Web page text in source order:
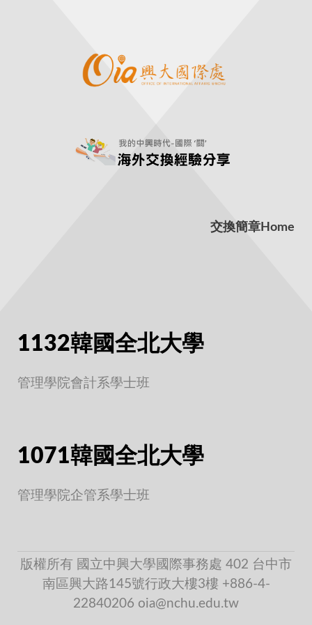
交換簡章 Home
1132韓國全北大學
管理學院會計系學士班
1071韓國全北大學
管理學院企管系學士班
版權所有 國立中興大學國際事務處 402 台中市
南區興大路145號行政大樓3樓 +886-4-
22840206 oia@nchu.edu.tw